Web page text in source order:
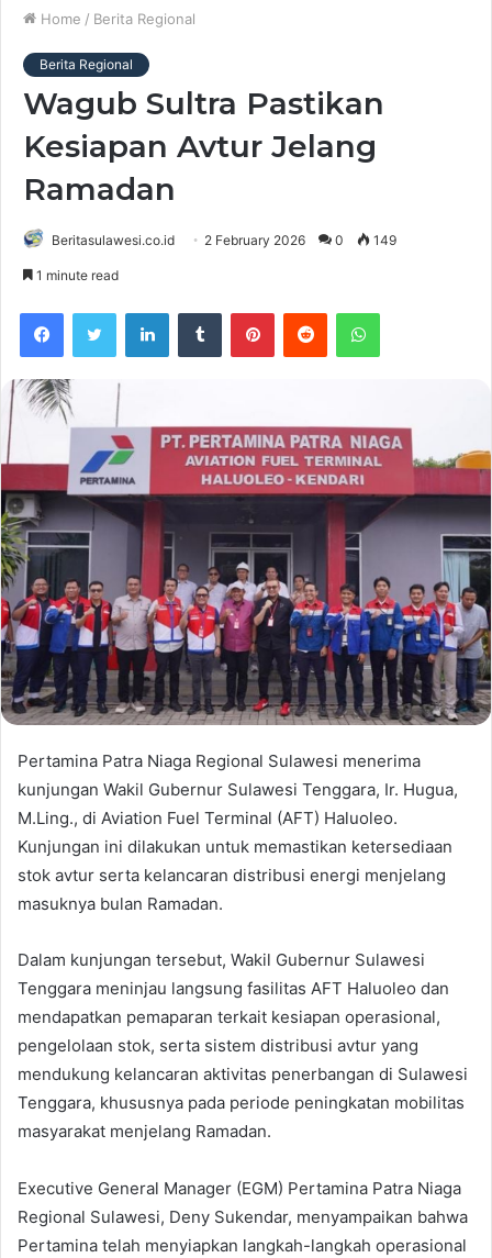
Home / Berita Regional
Berita Regional
Wagub Sultra Pastikan
Kesiapan Avtur Jelang
Ramadan
Beritasulawesi.co.id 2 February 2026 0 149
1 minute read
Pertamina Patra Niaga Regional Sulawesi menerima
kunjungan Wakil Gubernur Sulawesi Tenggara, Ir. Hugua,
M.Ling., di Aviation Fuel Terminal (AFT) Haluoleo.
Kunjungan ini dilakukan untuk memastikan ketersediaan
stok avtur serta kelancaran distribusi energi menjelang
masuknya bulan Ramadan.
Dalam kunjungan tersebut, Wakil Gubernur Sulawesi
Tenggara meninjau langsung fasilitas AFT Haluoleo dan
mendapatkan pemaparan terkait kesiapan operasional,
pengelolaan stok, serta sistem distribusi avtur yang
mendukung kelancaran aktivitas penerbangan di Sulawesi
Tenggara, khususnya pada periode peningkatan mobilitas
masyarakat menjelang Ramadan.
Executive General Manager (EGM) Pertamina Patra Niaga
Regional Sulawesi, Deny Sukendar, menyampaikan bahwa
Pertamina telah menyiapkan langkah-langkah operasional